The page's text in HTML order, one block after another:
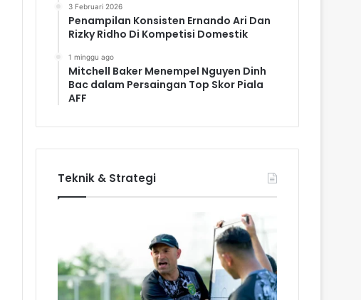
3 Februari 2026
Penampilan Konsisten Ernando Ari Dan
Rizky Ridho Di Kompetisi Domestik
1 minggu ago
Mitchell Baker Menempel Nguyen Dinh
Bac dalam Persaingan Top Skor Piala
AFF
Teknik & Strategi